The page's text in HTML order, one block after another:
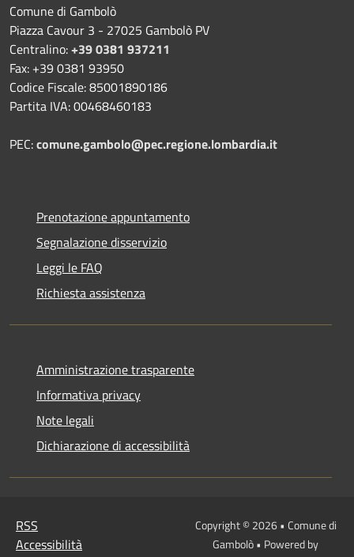
Comune di Gambolò
Piazza Cavour 3 - 27025 Gambolò PV
Centralino:+39 0381 937211
Fax: +39 0381 93950
Codice Fiscale: 85001890186
Partita IVA: 00468460183
PEC:comune.gambolo@pec.regione.lombardia.it
Prenotazione appuntamento
Segnalazione disservizio
Leggi le FAQ
Richiesta assistenza
Amministrazione trasparente
Informativa privacy
Note legali
Dichiarazione di accessibilità
RSS
Accessibilità
Copyright © 2026 • Comune di
Gambolò • Powered by